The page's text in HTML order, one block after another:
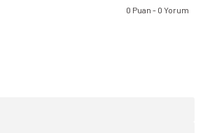
0 Puan - 0 Yorum